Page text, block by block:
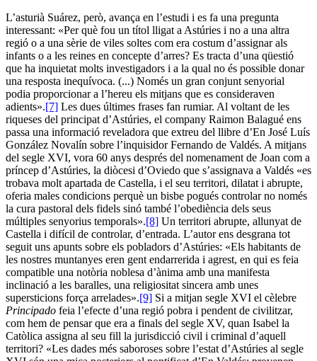
L’asturià Suárez, però, avança en l’estudi i es fa una pregunta
interessant: «Per què fou un títol lligat a Astúries i no a una altra
regió o a una sèrie de viles soltes com era costum d’assignar als
infants o a les reines en concepte d’arres? Es tracta d’una qüestió
que ha inquietat molts investigadors i a la qual no és possible donar
una resposta inequívoca. (...) Només un gran conjunt senyorial
podia proporcionar a l’hereu els mitjans que es consideraven
adients».[7] Les dues últimes frases fan rumiar. Al voltant de les
riqueses del principat d’Astúries, el company Raimon Balagué ens
passa una informació reveladora que extreu del llibre d’En José Luís
González Novalín sobre l’inquisidor Fernando de Valdés. A mitjans
del segle XVI, vora 60 anys després del nomenament de Joan com a
príncep d’Astúries, la diòcesi d’Oviedo que s’assignava a Valdés «es
trobava molt apartada de Castella, i el seu territori, dilatat i abrupte,
oferia males condicions perquè un bisbe pogués controlar no només
la cura pastoral dels fidels sinó també l’obediència dels seus
múltiples senyorius temporals».[8] Un territori abrupte, allunyat de
Castella i difícil de controlar, d’entrada. L’autor ens desgrana tot
seguit uns apunts sobre els pobladors d’Astúries: «Els habitants de
les nostres muntanyes eren gent endarrerida i agrest, en qui es feia
compatible una notòria noblesa d’ànima amb una manifesta
inclinació a les baralles, una religiositat sincera amb unes
supersticions força arrelades».[9] Si a mitjan segle XVI el cèlebre
Principado feia l’efecte d’una regió pobra i pendent de civilitzar,
com hem de pensar que era a finals del segle XV, quan Isabel la
Catòlica assigna al seu fill la jurisdicció civil i criminal d’aquell
territori? «Les dades més saboroses sobre l’estat d’Astúries al segle